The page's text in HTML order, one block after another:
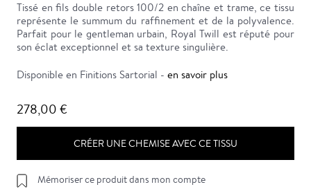
Tissé en fils double retors 100/2 en chaîne et trame, ce tissu
représente le summum du raffinement et de la polyvalence.
Parfait pour le gentleman urbain, Royal Twill est réputé pour
son éclat exceptionnel et sa texture singulière.
Disponible en Finitions Sartorial - en savoir plus
278,00 €
CRÉER UNE CHEMISE AVEC CE TISSU
Mémoriser ce produit dans mon compte